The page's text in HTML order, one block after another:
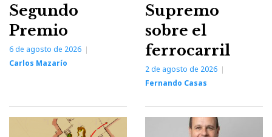
Segundo
Premio
6 de agosto de 2026
Carlos Mazarío
Supremo
sobre el
ferrocarril
2 de agosto de 2026
Fernando Casas